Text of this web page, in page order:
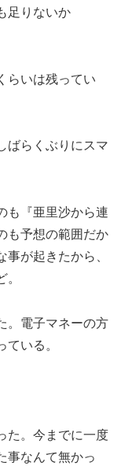
足りないか
らいは残ってい
ばらくぶりにスマ
も『亜里沙から連
も予想の範囲だか
が起きたから、
。電子マネーの方
いる。
た。今までに一度
事なんて無かっ